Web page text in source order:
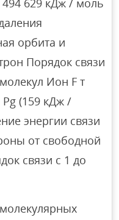
494 629 кДж / моль
орбита и
Порядок связи
Ион F т
(159 кДж /
энергии связи
от свободной
связи с 1 до